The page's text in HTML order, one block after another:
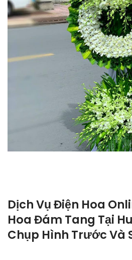
Dịch Vụ Điện Hoa
Hoa Đám Tang Tại
Chụp Hình Trước Và